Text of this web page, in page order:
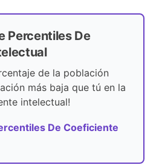
Percentiles De
de la población
más baja que tú en la
intelectual!
De Coeficiente